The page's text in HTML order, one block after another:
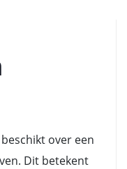
over een
Dit betekent